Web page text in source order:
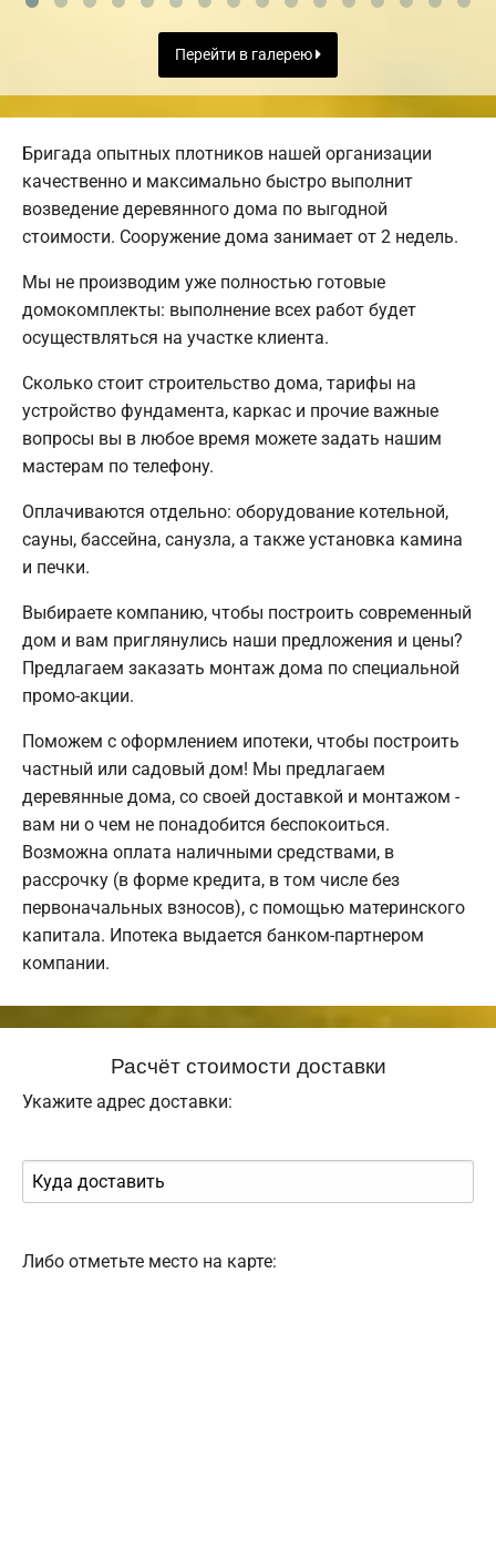
Перейти в галерею
Бригада опытных плотников нашей организации
качественно и максимально быстро выполнит
возведение деревянного дома по выгодной
стоимости. Сооружение дома занимает от 2 недель.
Мы не производим уже полностью готовые
домокомплекты: выполнение всех работ будет
осуществляться на участке клиента.
Сколько стоит строительство дома, тарифы на
устройство фундамента, каркас и прочие важные
вопросы вы в любое время можете задать нашим
мастерам по телефону.
Оплачиваются отдельно: оборудование котельной,
сауны, бассейна, санузла, а также установка камина
и печки.
Выбираете компанию, чтобы построить современный
дом и вам приглянулись наши предложения и цены?
Предлагаем заказать монтаж дома по специальной
промо-акции.
Поможем с оформлением ипотеки, чтобы построить
частный или садовый дом! Мы предлагаем
деревянные дома, со своей доставкой и монтажом -
вам ни о чем не понадобится беспокоиться.
Возможна оплата наличными средствами, в
рассрочку (в форме кредита, в том числе без
первоначальных взносов), с помощью материнского
капитала. Ипотека выдается банком-партнером
компании.
Расчёт стоимости доставки
Укажите адрес доставки:
Либо отметьте место на карте: